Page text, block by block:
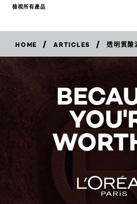
檢視所有產品
HOME / ARTICLES / 透明質酸